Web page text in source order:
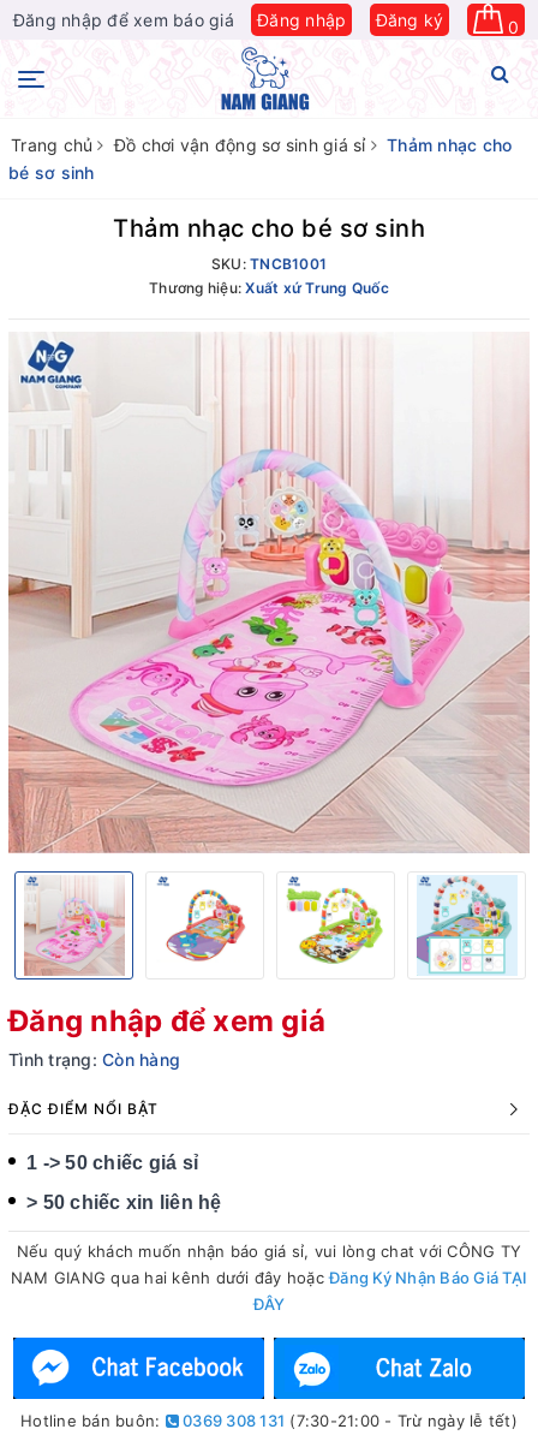
Đăng nhập để xem báo giá Đăng nhập Đăng ký 0
Trang chủ Đồ chơi vận động sơ sinh giá sỉ
Thảm nhạc cho
bé sơ sinh
Thảm nhạc cho bé sơ sinh
SKU:TNCB1001
Thương hiệu:Xuất xứ Trung Quốc
Đăng nhập để xem giá
Tình trạng: Còn hàng
ĐẶC ĐIỂM NỔI BẬT
1 -> 50 chiếc giá sỉ
> 50 chiếc xin liên hệ
Nếu quý khách muốn nhận báo giá sỉ, vui lòng chat với CÔNG TY
NAM GIANG qua hai kênh dưới đây hoặcĐăng Ký Nhận Báo Giá TẠI
ĐÂY
Hotline bán buôn: 0369 308 131 (7:30-21:00 - Trừ ngày lễ tết)